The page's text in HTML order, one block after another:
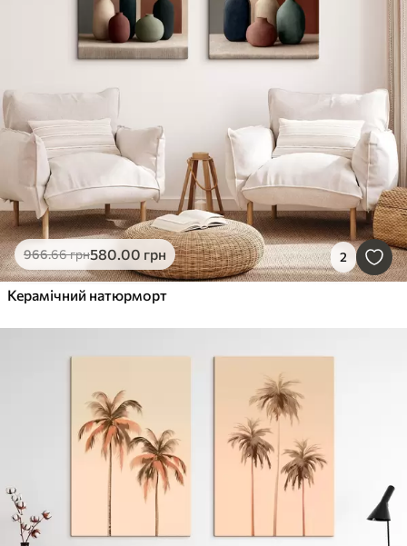
966.66грн580.00 грн 2
Керамічний натюрморт